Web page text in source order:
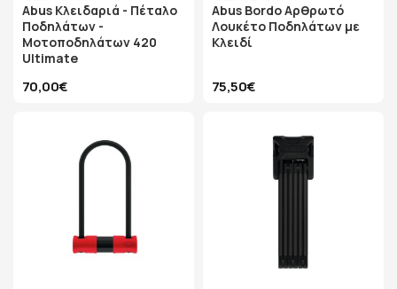
Abus Κλειδαριά - Πέταλο
Ποδηλάτων -
Μοτοποδηλάτων 420
Ultimate
70,00€
Abus Bordo Αρθρωτό
Λουκέτο Ποδηλάτων με
Κλειδί
75,50€